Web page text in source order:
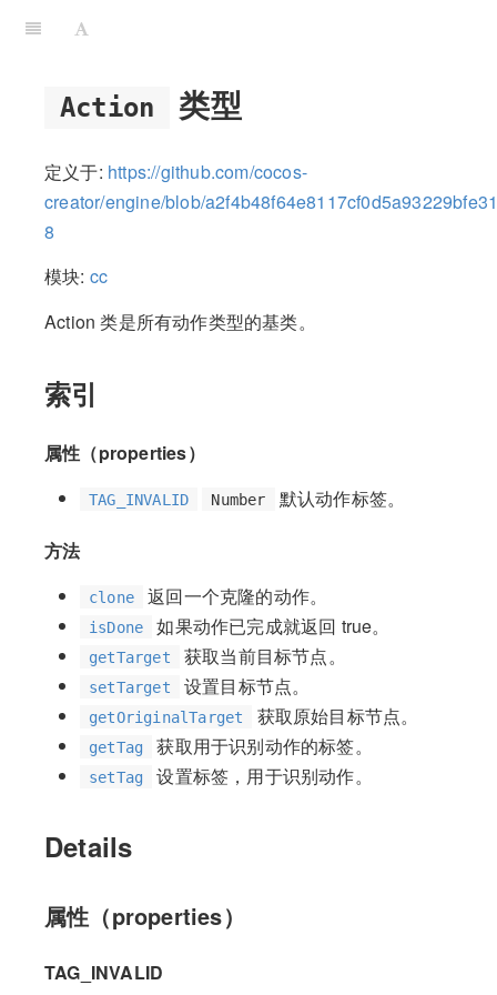
Action 类型
定义于: https://github.com/cocos-
creator/engine/blob/
8
模块: cc
Action 类是所有动作类型的基类。
索引
属性（properties）
TAG_INVALID Number 默认动作标签。
方法
clone 返回一个克隆的动作。
isDone 如果动作已完成就返回 true。
getTarget 获取当前目标节点。
setTarget 设置目标节点。
getOriginalTarget 获取原始目标节点。
getTag 获取用于识别动作的标签。
setTag 设置标签，用于识别动作。
Details
属性（properties）
TAG_INVALID